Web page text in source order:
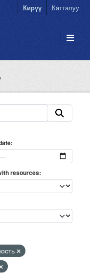
Кирүү Катталуу
resources